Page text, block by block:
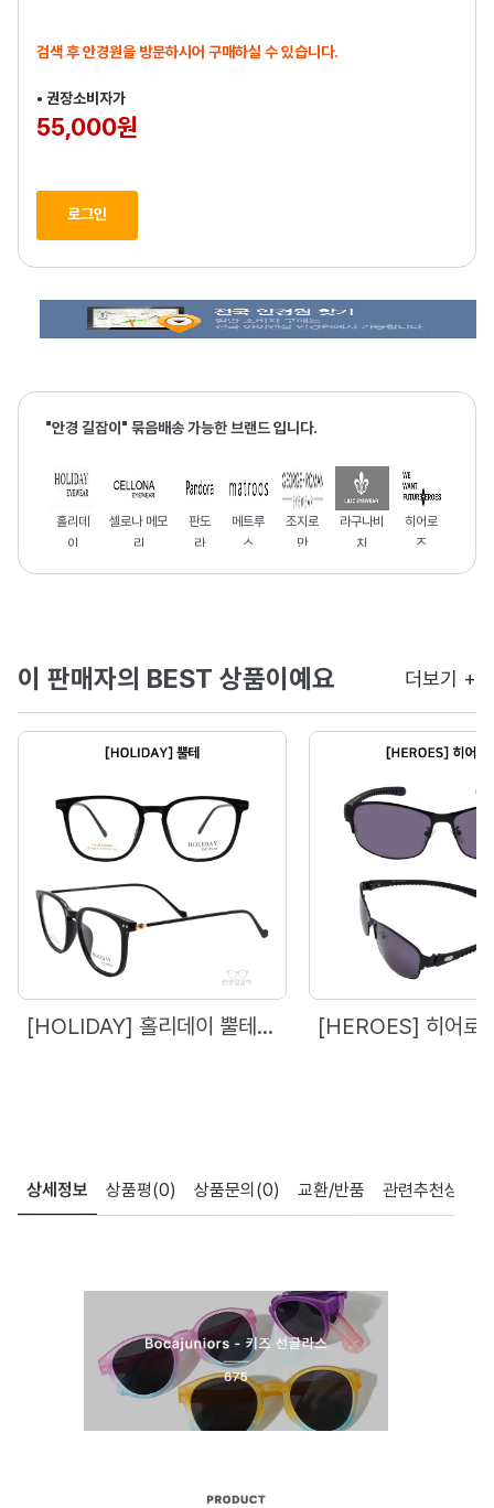
검색 후 안경원을 방문하시어 구매하실 수 있습니다.
• 권장소비자가
55,000원
로그인
"안경 길잡이" 묶음배송 가능한 브랜드 입니다.
홀리데
이
셀로나 메모
리
판도
라
메트루
스
조지로
만
라구나비
치
히어로
즈
이 판매자의 BEST 상품이예요 더보기 +
[HOLIDAY] 홀리데이 뿔테 - 6869 (51) [HEROES] 히어로즈 - 3056 (62)
상세정보 상품평(0) 상품문의 (0) 교환/반품 관련추천상품